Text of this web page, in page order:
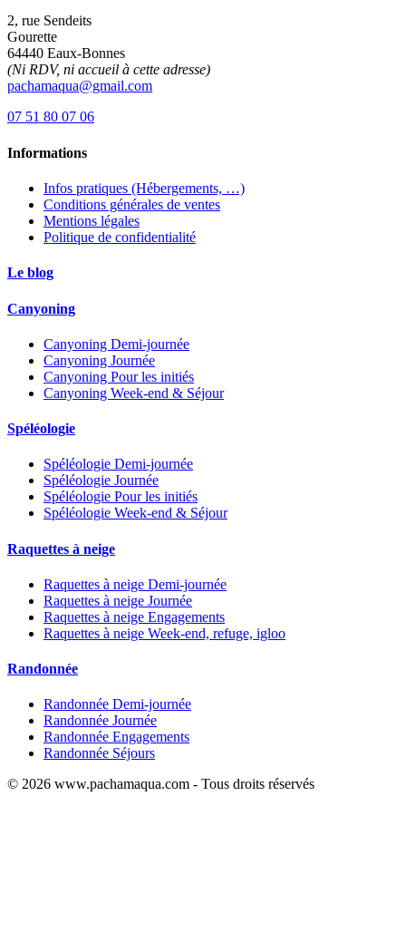
2, rue Sendeits
Gourette
64440 Eaux-Bonnes
(Ni RDV, ni accueil à cette adresse)
pachamaqua@gmail.com
07 51 80 07 06
Informations
Infos pratiques (Hébergements, …)
Conditions générales de ventes
Mentions légales
Politique de confidentialité
Le blog
Canyoning
Canyoning Demi-journée
Canyoning Journée
Canyoning Pour les initiés
Canyoning Week-end & Séjour
Spéléologie
Spéléologie Demi-journée
Spéléologie Journée
Spéléologie Pour les initiés
Spéléologie Week-end & Séjour
Raquettes à neige
Raquettes à neige Demi-journée
Raquettes à neige Journée
Raquettes à neige Engagements
Raquettes à neige Week-end, refuge, igloo
Randonnée
Randonnée Demi-journée
Randonnée Journée
Randonnée Engagements
Randonnée Séjours
© 2026 www.pachamaqua.com - Tous droits réservés